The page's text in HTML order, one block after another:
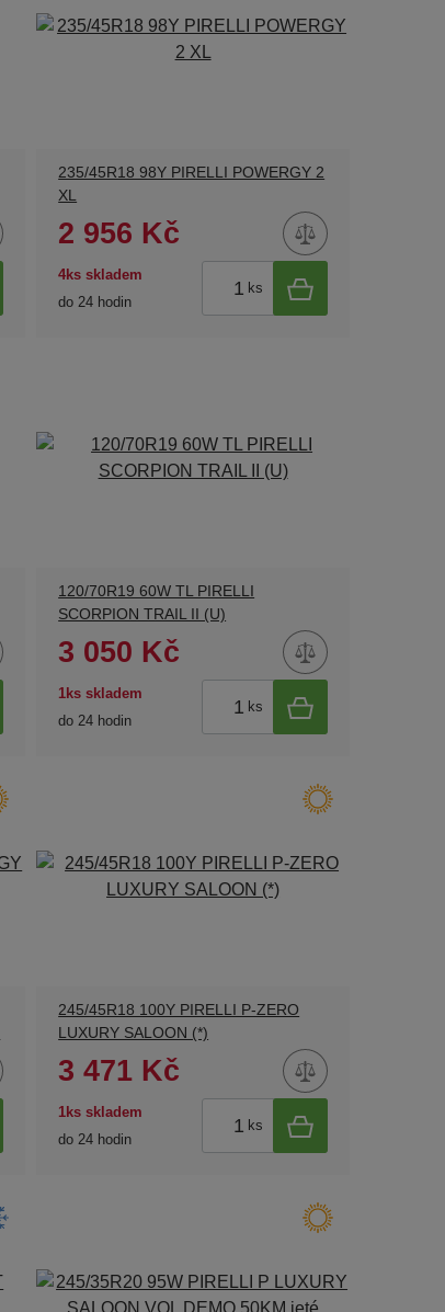
235/45R18 98Y PIRELLI POWERGY 2
XL
2 956 Kč
4ks skladem
do 24 hodin
ks
120/70R19 60W TL PIRELLI
SCORPION TRAIL II (U)
3 050 Kč
1ks skladem
do 24 hodin
ks
245/45R18 100Y PIRELLI P-ZERO
LUXURY SALOON (*)
3 471 Kč
1ks skladem
do 24 hodin
ks